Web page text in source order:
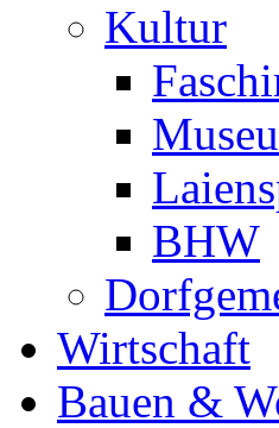
Kultur
BHW
Wirtschaft
Bauen &